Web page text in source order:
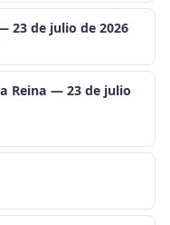
23 de julio de 2026
Reina — 23 de julio